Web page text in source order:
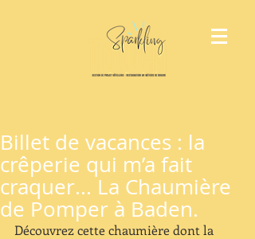
Billet de vacances : la
crêperie qui m’a fait
craquer... La Chaumière
de Pomper à Baden.
Découvrez cette chaumière dont la